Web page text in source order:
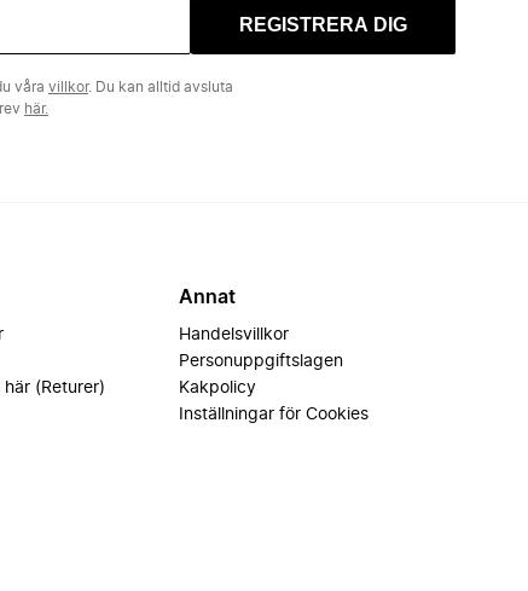
REGISTRERA DIG
våra villkor. Du kan alltid avsluta
här.
(Returer)
Annat
Handelsvillkor
Personuppgiftslagen
Kakpolicy
Inställningar för Cookies